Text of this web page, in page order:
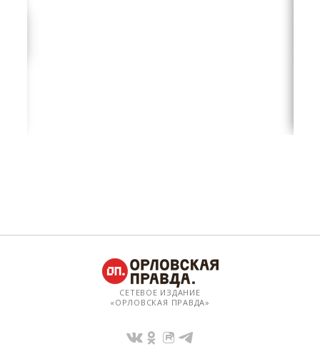
СЕТЕВОЕ ИЗДАНИЕ
«ОРЛОВСКАЯ ПРАВДА»